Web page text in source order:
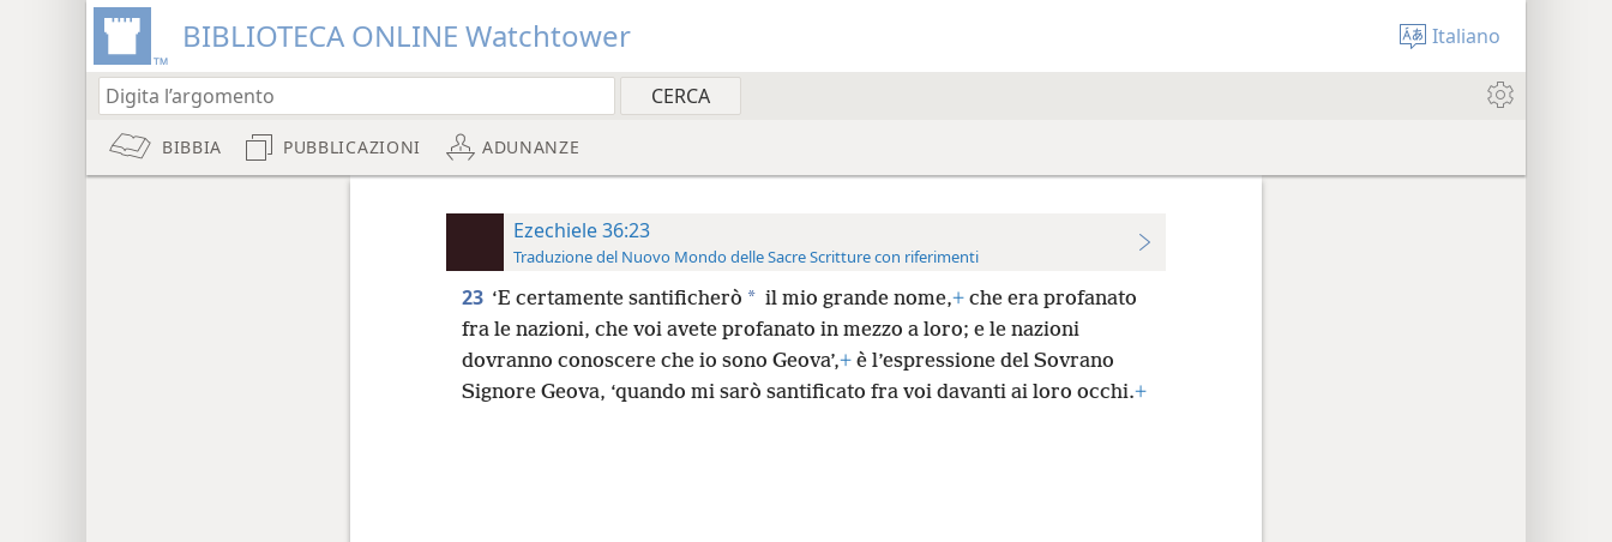
BIBLIOTECA ONLINE Watchtower Italiano
BIBBIA PUBBLICAZIONI ADUNANZE
Ezechiele 36:23
Traduzione del Nuovo Mondo delle Sacre Scritture con riferimenti
23 ‘E certamente santificherò * il mio grande nome,+che era profanato
fra le nazioni, che voi avete profanato in mezzo a loro; e le nazioni
dovranno conoscere che io sono Geova’,+è l’espressione del Sovrano
Signore Geova, ‘quando mi sarò santificato fra voi davanti ai loro occhi.+